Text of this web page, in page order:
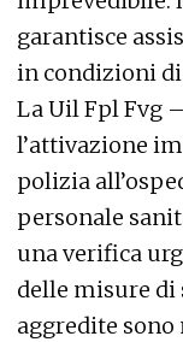
garantisce
in condizioni di
La Uil Fpl Fvg
l’attivazione
polizia
personale
una verifica
delle misure di
aggredite sono